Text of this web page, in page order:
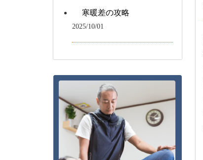
寒暖差の攻略
2025/10/01